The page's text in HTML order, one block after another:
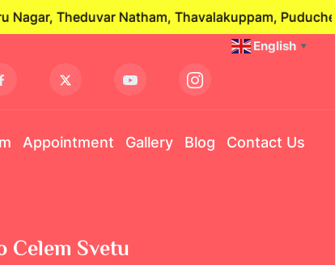
Natham, Thavalakuppam, Puducherry
English ▼
Appointment Gallery Blog Contact Us
Celem Svetu